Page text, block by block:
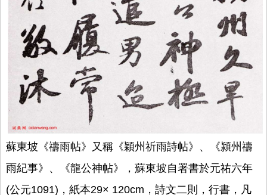
蘇東坡《禱雨帖》又稱《穎州祈雨詩帖》、《潁州禱
雨紀事》、《龍公神帖》，蘇東坡自署書於元祐六年
(公元1091)，紙本29× 120cm，詩文二則，行書，凡